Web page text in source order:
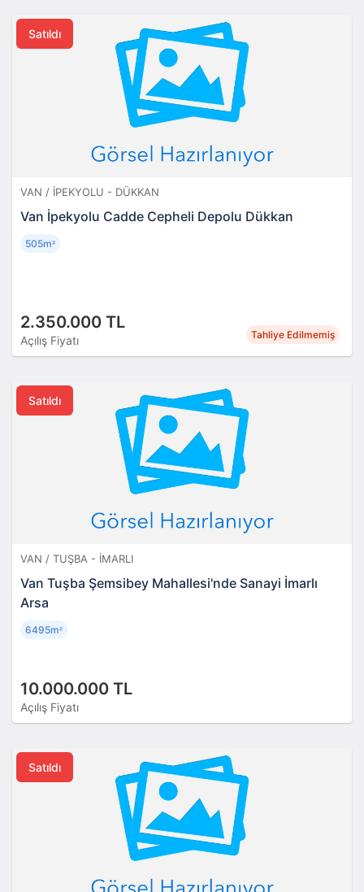
Satıldı
VAN / İPEKYOLU - DÜKKAN
Van İpekyolu Cadde Cepheli Depolu Dükkan
2.350.000 TL
Açılış Fiyatı Tahliye Edilmemiş
505m²
Satıldı
VAN / TUŞBA - İMARLI
Van Tuşba Şemsibey Mahallesi'nde Sanayi İmarlı
Arsa
10.000.000 TL
Açılış Fiyatı
6495m²
Satıldı